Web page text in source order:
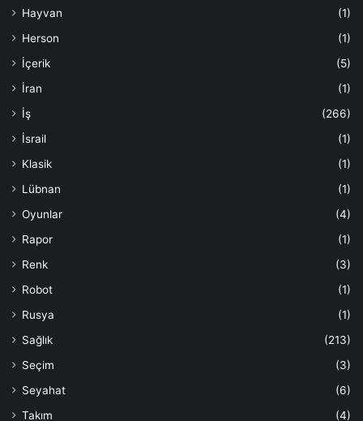
Hayvan
(1)
Herson
(1)
İçerik
(5)
İran
(1)
İş
(266)
İsrail
(1)
Klasik
(1)
Lübnan
(1)
Oyunlar
(4)
Rapor
(1)
Renk
(3)
Robot
(1)
Rusya
(1)
Sağlık
(213)
Seçim
(3)
Seyahat
(6)
Takım
(4)